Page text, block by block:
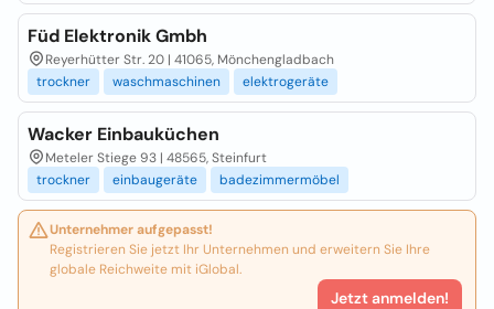
Füd Elektronik Gmbh
Reyerhütter Str. 20 | 41065, Mönchengladbach
trockner
waschmaschinen elektrogeräte
Wacker Einbauküchen
Meteler Stiege 93 | 48565, Steinfurt
trockner
einbaugeräte badezimmermöbel
Unternehmer aufgepasst!
Registrieren Sie jetzt Ihr Unternehmen und erweitern Sie Ihre
globale Reichweite mit iGlobal.
Jetzt anmelden!